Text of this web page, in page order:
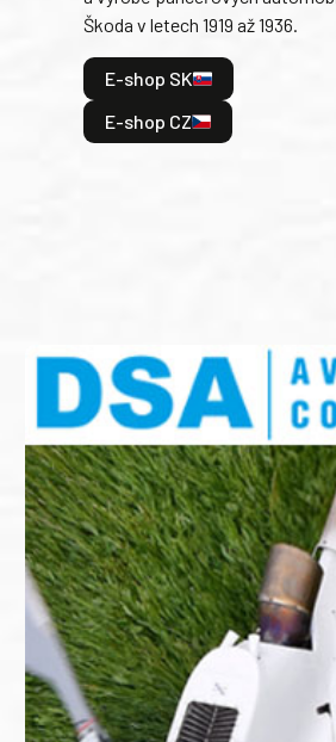
Škoda v letech 1919 až 1936.
E-shop SK
E-shop CZ